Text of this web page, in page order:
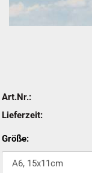
Art.Nr.:
Lieferzeit:
Größe: